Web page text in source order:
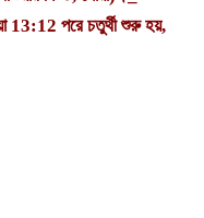
13:12 পরে চতুর্থী শুরু হয়,